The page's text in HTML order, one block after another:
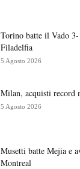
Torino batte il Vado
Filadelfia
5 Agosto 2026
Milan, acquisti record
5 Agosto 2026
Musetti batte Mejia e
Montreal